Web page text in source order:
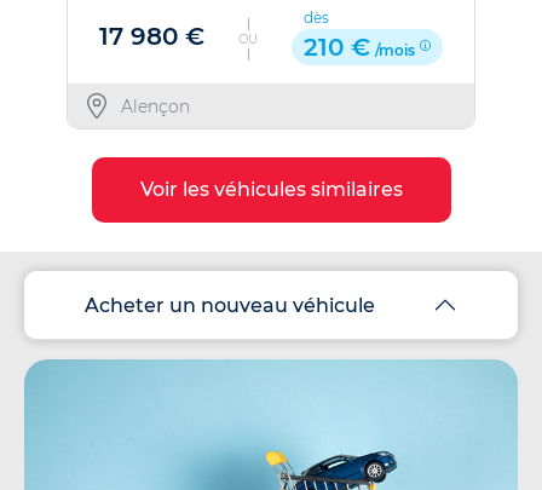
17 980 € OU
dès
210 € /mois
Alençon
Voir les véhicules similaires
Acheter un nouveau véhicule